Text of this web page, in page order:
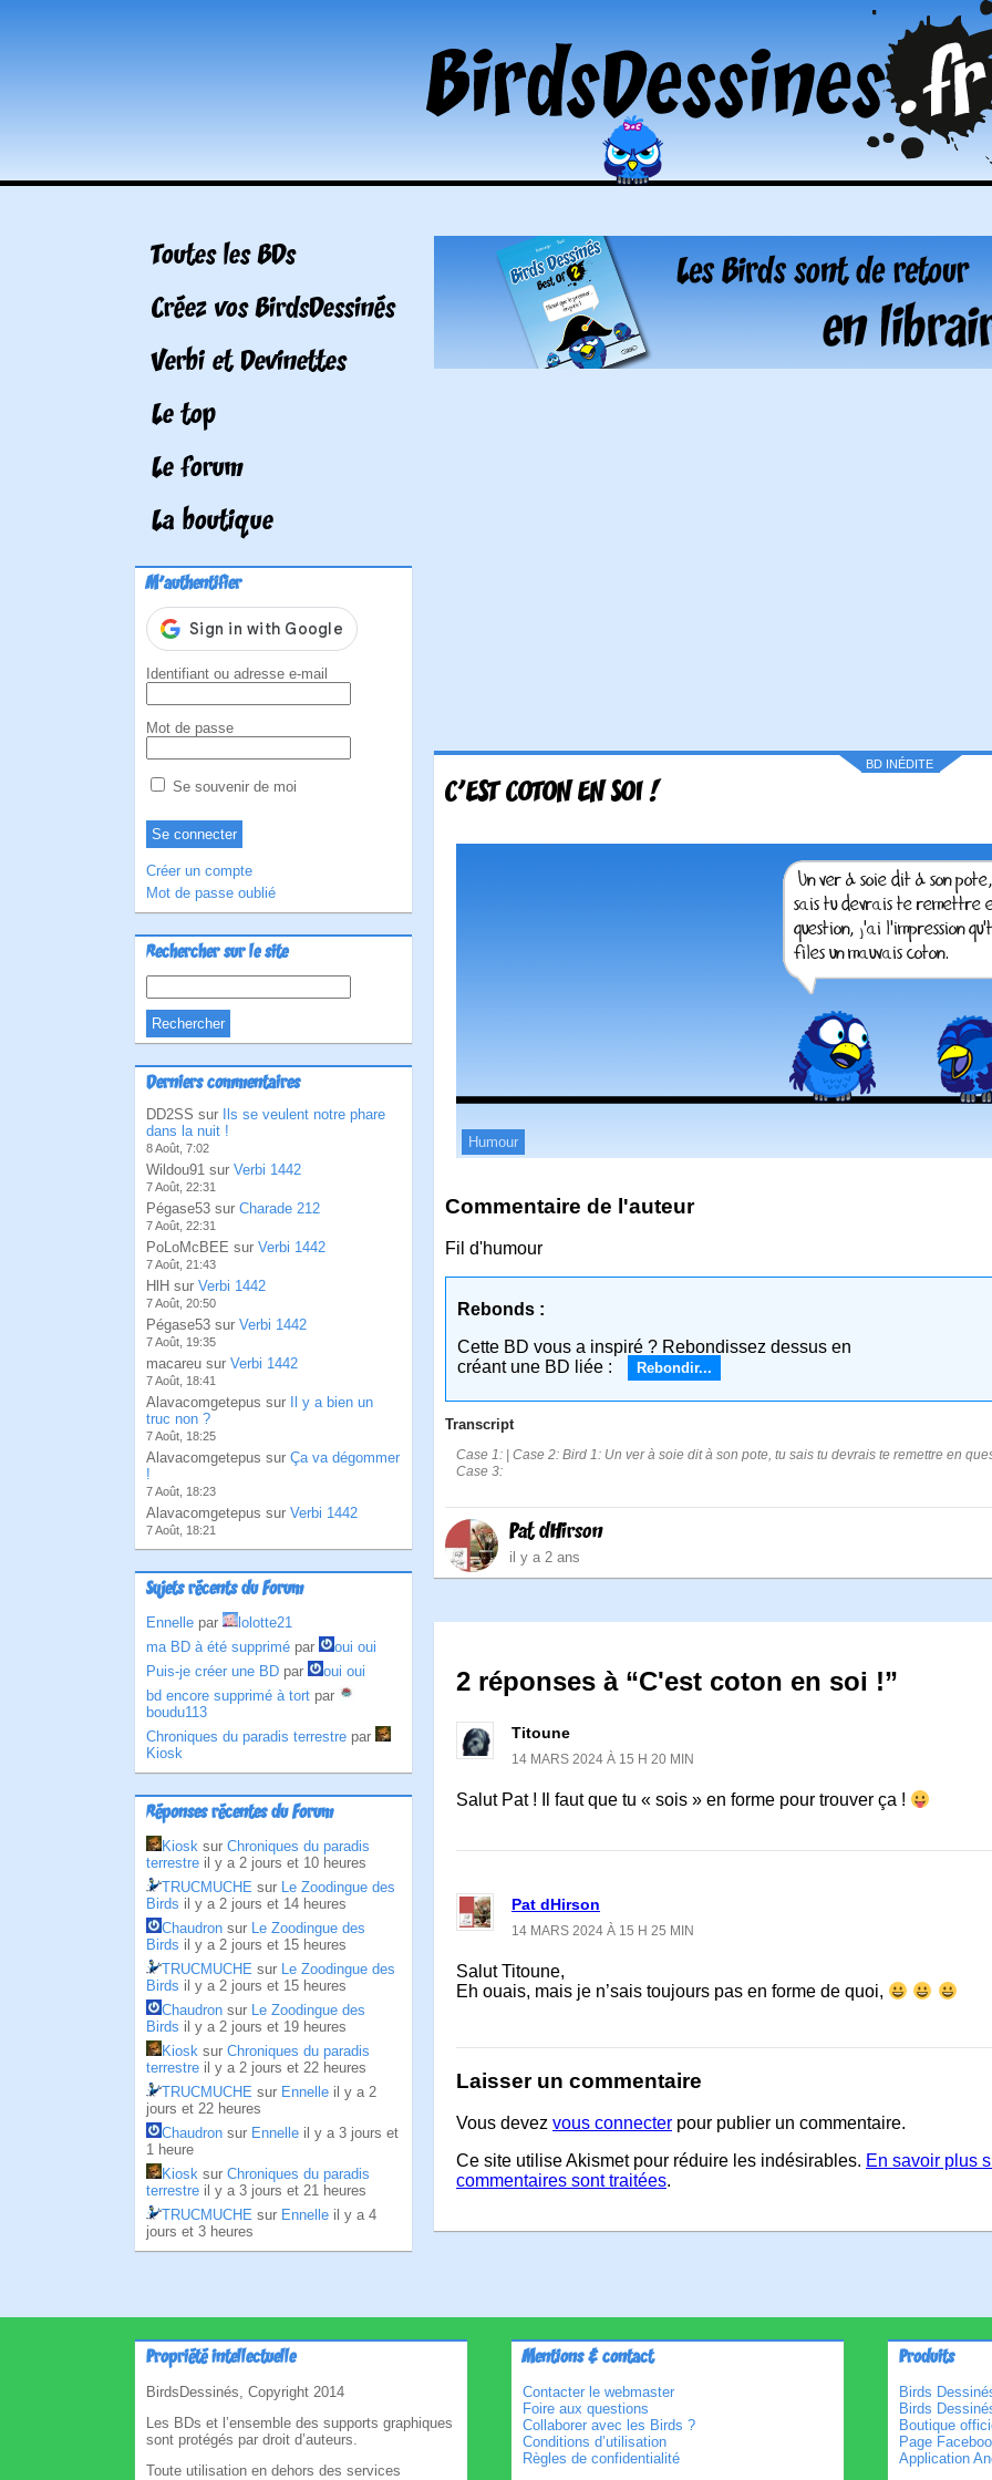
Toutes les BDs
Créez vos BirdsDessinés
Verbi et Devinettes
Le top
Le forum
La boutique
M'authentifier
Identifiant ou adresse e-mail
Mot de passe
Se souvenir de moi
Créer un compte
Mot de passe oublié
Rechercher sur le site
Derniers commentaires
DD2SS sur
Ils se veulent notre phare
dans la nuit !
8 Août, 7:02
Wildou91 sur Verbi 1442
7 Août, 22:31
Pégase53 sur Charade 212
7 Août, 22:31
PoLoMcBEE sur Verbi 1442
7 Août, 21:43
HlH sur Verbi 1442
7 Août, 20:50
Pégase53 sur Verbi 1442
7 Août, 19:35
macareu sur Verbi 1442
7 Août, 18:41
Alavacomgetepus sur
Il y a bien un
truc non ?
7 Août, 18:25
Alavacomgetepus sur Ça va dégommer
!
7 Août, 18:23
Alavacomgetepus sur Verbi 1442
7 Août, 18:21
Sujets récents du Forum
Ennelle par
lolotte21
ma BD à été supprimé par
oui oui
Puis-je créer une BD par
oui oui
bd encore supprimé à tort par
boudu113
Chroniques du paradis terrestre par
Kiosk
Réponses récentes du Forum
Kiosk sur Chroniques du paradis
terrestre il y a 2 jours et 10 heures
TRUCMUCHE sur Le Zoodingue des
Birds il y a 2 jours et 14 heures
Chaudron sur Le Zoodingue des
Birds il y a 2 jours et 15 heures
TRUCMUCHE sur Le Zoodingue des
Birds il y a 2 jours et 15 heures
Chaudron sur Le Zoodingue des
Birds il y a 2 jours et 19 heures
Kiosk sur Chroniques du paradis
terrestre il y a 2 jours et 22 heures
TRUCMUCHE sur Ennelle il y a 2
jours et 22 heures
Chaudron sur Ennelle il y a 3 jours et
1 heure
Kiosk sur Chroniques du paradis
terrestre il y a 3 jours et 21 heures
TRUCMUCHE sur Ennelle il y a 4
jours et 3 heures
BD INÉDITE
C'EST COTON EN SOI !
Humour
Commentaire de l'auteur
Fil d'humour
Rebonds :
Cette BD vous a inspiré ? Rebondissez dessus en
créant une BD liée :
Rebondir...
Transcript
Case 1: | Case 2: Bird 1: Un ver à soie dit à son pote, tu sais tu devrais te remettre en
Case 3:
Pat dHirson
il y a 2 ans
2 réponses à “C'est coton en soi !”
Titoune
14 MARS 2024 À 15 H 20 MIN
Salut Pat ! Il faut que tu « sois » en forme pour trouver ça !
Pat dHirson
14 MARS 2024 À 15 H 25 MIN
Salut Titoune,
Eh ouais, mais je n’sais toujours pas en forme de quoi,
Laisser un commentaire
Vous devez vous connecter pour publier un commentaire.
Ce site utilise Akismet pour réduire les indésirables. En savoir plus
commentaires sont traitées.
Propriété intellectuelle
BirdsDessinés, Copyright 2014
Les BDs et l’ensemble des supports graphiques
sont protégés par droit d’auteurs.
Toute utilisation en dehors des services
Mentions & contact
Contacter le webmaster
Foire aux questions
Collaborer avec les Birds ?
Conditions d’utilisation
Règles de confidentialité
Produits
Birds
Birds
Boutique
Page
Application